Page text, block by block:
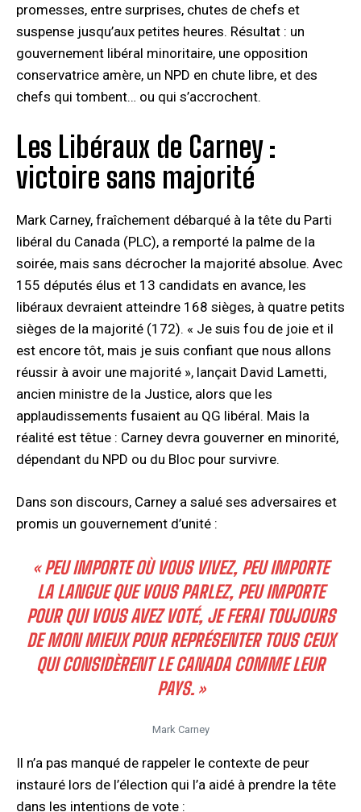
promesses, entre surprises, chutes de chefs et
suspense jusqu’aux petites heures. Résultat : un
gouvernement libéral minoritaire, une opposition
conservatrice amère, un NPD en chute libre, et des
chefs qui tombent… ou qui s’accrochent.
Les Libéraux de Carney :
victoire sans majorité
Mark Carney, fraîchement débarqué à la tête du Parti
libéral du Canada (PLC), a remporté la palme de la
soirée, mais sans décrocher la majorité absolue. Avec
155 députés élus et 13 candidats en avance, les
libéraux devraient atteindre 168 sièges, à quatre petits
sièges de la majorité (172). « Je suis fou de joie et il
est encore tôt, mais je suis confiant que nous allons
réussir à avoir une majorité », lançait David Lametti,
ancien ministre de la Justice, alors que les
applaudissements fusaient au QG libéral. Mais la
réalité est têtue : Carney devra gouverner en minorité,
dépendant du NPD ou du Bloc pour survivre.
Dans son discours, Carney a salué ses adversaires et
promis un gouvernement d’unité :
« PEU IMPORTE OÙ VOUS VIVEZ, PEU IMPORTE
LA LANGUE QUE VOUS PARLEZ, PEU IMPORTE
POUR QUI VOUS AVEZ VOTÉ, JE FERAI TOUJOURS
DE MON MIEUX POUR REPRÉSENTER TOUS CEUX
QUI CONSIDÈRENT LE CANADA COMME LEUR
PAYS. »
Mark Carney
Il n’a pas manqué de rappeler le contexte de peur
instauré lors de l’élection qui l’a aidé à prendre la tête
dans les intentions de vote :